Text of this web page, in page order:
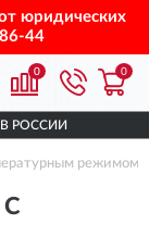
юридических
44
0 0
В РОССИИ
режимом
С